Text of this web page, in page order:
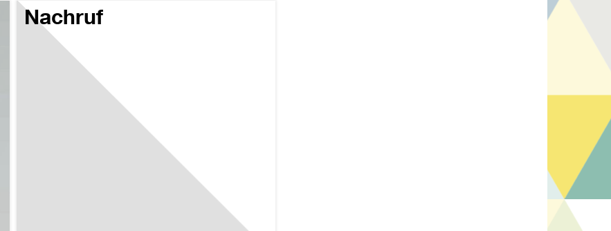
Nachruf